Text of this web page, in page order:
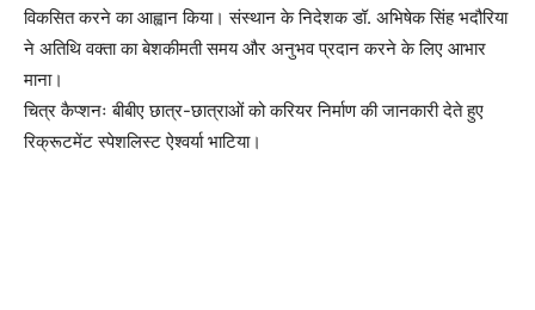
विकसित करने का आह्वान किया। संस्थान के निदेशक डॉ. अभिषेक सिंह भदौरिया
ने अतिथि वक्ता का बेशकीमती समय और अनुभव प्रदान करने के लिए आभार
माना।
चित्र कैप्शनः बीबीए छात्र-छात्राओं को करियर निर्माण की जानकारी देते हुए
रिक्रूटमेंट स्पेशलिस्ट ऐश्वर्या भाटिया।